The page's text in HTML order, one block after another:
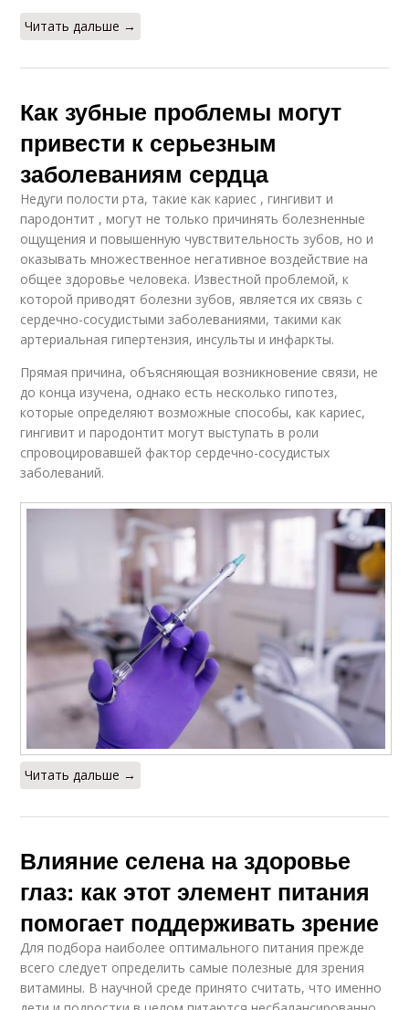
Читать дальше →
Как зубные проблемы могут
привести к серьезным
заболеваниям сердца
Недуги полости рта, такие как кариес , гингивит и
пародонтит , могут не только причинять болезненные
ощущения и повышенную чувствительность зубов, но и
оказывать множественное негативное воздействие на
общее здоровье человека. Известной проблемой, к
которой приводят болезни зубов, является их связь с
сердечно-сосудистыми заболеваниями, такими как
артериальная гипертензия, инсульты и инфаркты.
Прямая причина, объясняющая возникновение связи, не
до конца изучена, однако есть несколько гипотез,
которые определяют возможные способы, как кариес,
гингивит и пародонтит могут выступать в роли
спровоцировавшей фактор сердечно-сосудистых
заболеваний.
Читать дальше →
Влияние селена на здоровье
глаз: как этот элемент питания
помогает поддерживать зрение
Для подбора наиболее оптимального питания прежде
всего следует определить самые полезные для зрения
витамины. В научной среде принято считать, что именно